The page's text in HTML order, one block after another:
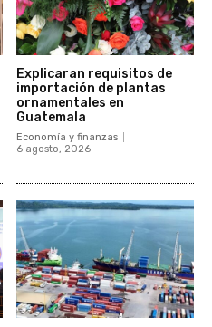
Explicaran requisitos de
importación de plantas
ornamentales en
Guatemala
Economía y finanzas
6 agosto, 2026